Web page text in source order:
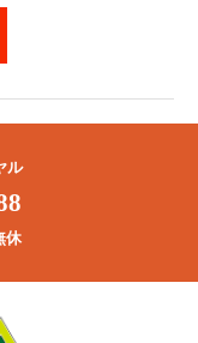
ル
休